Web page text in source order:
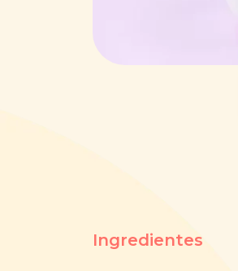
Ingredientes